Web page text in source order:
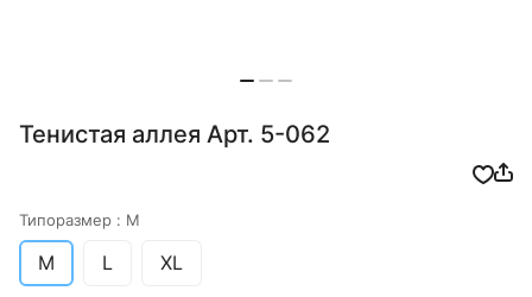
Тенистая аллея Арт. 5-062
Типоразмер : M
M L XL